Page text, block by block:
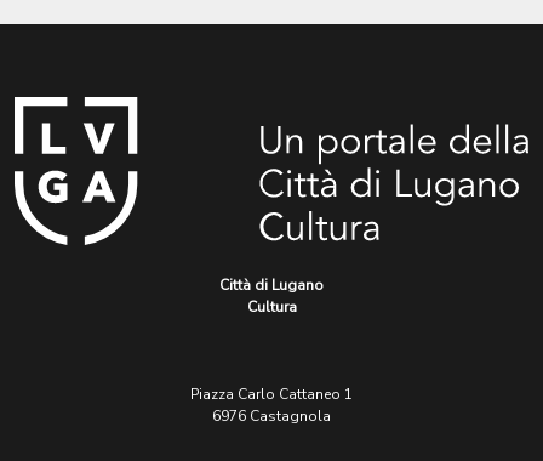
Città di Lugano
Cultura
Piazza Carlo Cattaneo 1
6976 Castagnola